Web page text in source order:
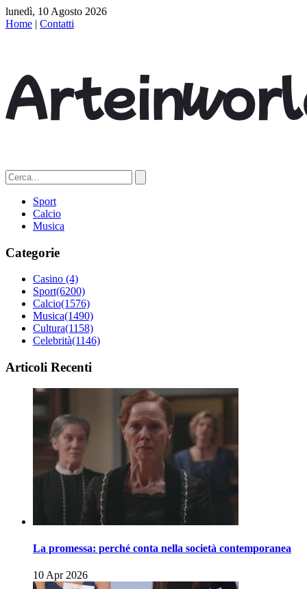
lunedì, 10 Agosto 2026
Home | Contatti
Sport
Calcio
Musica
Categorie
Casino (4)
Sport(6200)
Calcio(1576)
Musica(1490)
Cultura(1158)
Celebrità(1146)
Articoli Recenti
La promessa: perché conta nella società contemporanea
10 Apr 2026